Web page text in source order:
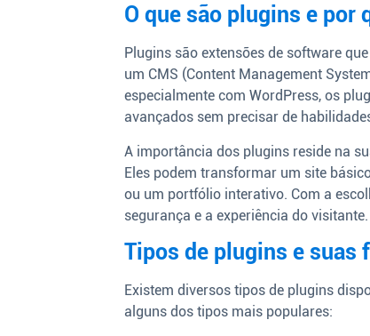
O que são plugins e por
Plugins são extensões de software
um CMS (Content Management
especialmente com WordPress, os
avançados sem precisar de
A importância dos plugins reside na
Eles podem transformar um site
ou um portfólio interativo. Com a
segurança e a experiência do visitante.
Tipos de plugins e suas
Existem diversos tipos de plugins
alguns dos tipos mais populares: